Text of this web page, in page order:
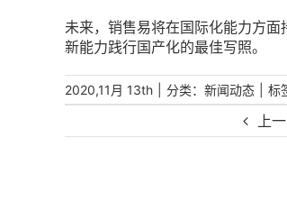
上
未来，销售易将在国际化能力方面
新能力践行国产化的最佳写照。
2020,11月 13th | 分类： 新闻动态 | 标